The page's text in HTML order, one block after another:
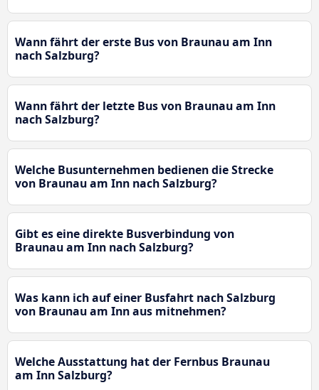
Wann fährt der erste Bus von Braunau am Inn
nach Salzburg?
Wann fährt der letzte Bus von Braunau am Inn
nach Salzburg?
Welche Busunternehmen bedienen die Strecke
von Braunau am Inn nach Salzburg?
Gibt es eine direkte Busverbindung von
Braunau am Inn nach Salzburg?
Was kann ich auf einer Busfahrt nach Salzburg
von Braunau am Inn aus mitnehmen?
Welche Ausstattung hat der Fernbus Braunau
am Inn Salzburg?